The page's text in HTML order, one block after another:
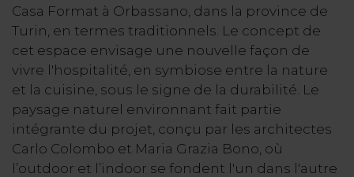
Casa Format à Orbassano, dans la province de
Turin, en termes traditionnels. Le concept de
cet espace envisage une nouvelle façon de
vivre l'hospitalité, en symbiose entre la nature
et la cuisine, sous le signe de la durabilité. Le
paysage naturel environnant fait partie
intégrante du projet, conçu par les architectes
Carlo Colombo et Maria Grazia Bono, où
l’outdoor et l’indoor se fondent l'un dans l'autre